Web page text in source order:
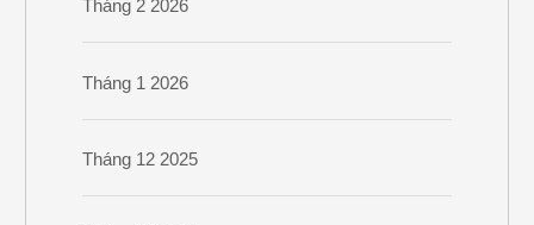
Tháng 2 2026
Tháng 1 2026
Tháng 12 2025